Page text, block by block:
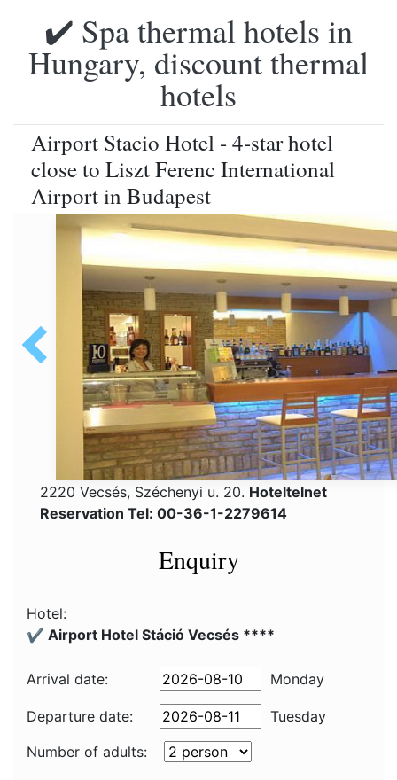
✔️ Spa thermal hotels in
Hungary, discount thermal
hotels
Airport Stacio Hotel - 4-star hotel
close to Liszt Ferenc International
Airport in Budapest
2220 Vecsés, Széchenyi u. 20. Hoteltelnet
Reservation Tel: 00-36-1-2279614
Enquiry
Hotel:
✔️ Airport Hotel Stáció Vecsés ****
Arrival date: Monday
Departure date:
Tuesday
Number of adults: